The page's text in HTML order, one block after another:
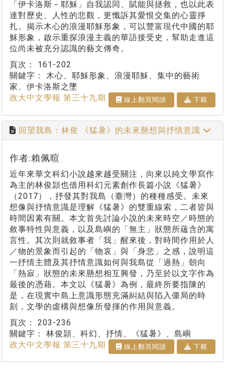
「伊卡洛斯－耶穌」自我認同、賦能與拯救，也以此表
達對歷史、人性的悲觀，更懺訴其愛恨交集的心靈掙
扎。揭示木心的浪漫耶穌形象，可以豐富現代中國的耶
穌形象，啟示重探浪漫主義的華語接受史，幫助走進這
位尚未被充分認識的藝文傳奇。
頁次： 161-202
關鍵字： 木心、耶穌形象、浪漫耶穌、集中的藝術
家、伊卡洛斯之墜
政大中文學報 第三十九期
線上翻⾴閱讀 下載
回望我島：林俊 《猛暑》的未來懸想與抒情意識
作者:賴佩暄
近年來華文科幻小說越來越受關注，向來以純文學寫作
為主的林俊頴也借用科幻元素創作長篇小說《猛暑》
（2017），抒發其對我島（臺灣）的種種感受。未來
想像與抒情意識是理解《猛暑》的雙重線索，二者皆與
時間因素有關。本文首先討論小說的未來時空／時態的
敘事特性與意義，以及島嶼的「無主」狀態所蘊含的寓
言性。其次則就敘事者「我」醒來後，對時間作用於人
／物的景象而引起的「物哀」與「身悲」之感，說明這
一抒情主體及其抒情意識如何與我島從「過熱」朝向
「熱寂」狀態的未來懸想相互興發，乃至於以文字作為
最後的憑藉。本文以《猛暑》為例，最終所要指陳的
是，在現實中島上意識形態充滿糾結與陷入僵局的時
刻，文學的虛構與想像所發揮的作用與意義。
頁次： 203-236
關鍵字： 林俊頴、科幻、抒情、《猛暑》、島嶼
政大中文學報 第三十九期
線上翻⾴閱讀 下載